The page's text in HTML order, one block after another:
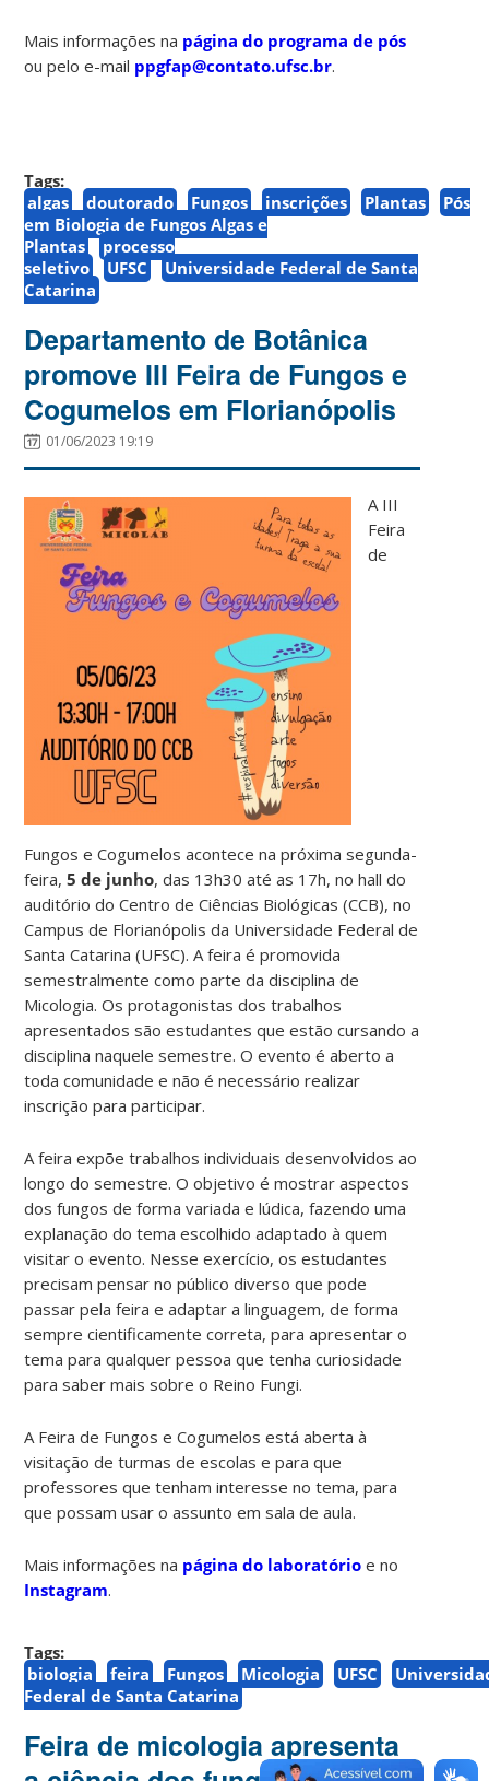
Mais informações na página do programa de pós
ou pelo e-mail ppgfap@contato.ufsc.br.
Tags:
algas
doutorado Fungos inscrições Plantas
Pós
em Biologia de Fungos Algas e
Plantas
processo
seletivo
UFSC
Universidade Federal de Santa
Catarina
Departamento de Botânica
promove III Feira de Fungos e
Cogumelos em Florianópolis
01/06/2023 19:19
A III
Feira
de
Fungos e Cogumelos acontece na próxima segunda-
feira,5 de junho, das 13h30 até as 17h, no hall do
auditório do Centro de Ciências Biológicas (CCB), no
Campus de Florianópolis da Universidade Federal de
Santa Catarina (UFSC). A feira é promovida
semestralmente como parte da disciplina de
Micologia. Os protagonistas dos trabalhos
apresentados são estudantes que estão cursando a
disciplina naquele semestre. O evento é aberto a
toda comunidade e não é necessário realizar
inscrição para participar.
A feira expõe trabalhos individuais desenvolvidos ao
longo do semestre. O objetivo é mostrar aspectos
dos fungos de forma variada e lúdica, fazendo uma
explanação do tema escolhido adaptado à quem
visitar o evento. Nesse exercício, os estudantes
precisam pensar no público diverso que pode
passar pela feira e adaptar a linguagem, de forma
sempre cientificamente correta, para apresentar o
tema para qualquer pessoa que tenha curiosidade
para saber mais sobre o Reino Fungi.
A Feira de Fungos e Cogumelos está aberta à
visitação de turmas de escolas e para que
professores que tenham interesse no tema, para
que possam usar o assunto em sala de aula.
Mais informações na página do laboratório e no
Instagram.
Tags:
biologia
feira Fungos Micologia UFSC
Federal de Santa Catarina
Feira de micologia apresenta